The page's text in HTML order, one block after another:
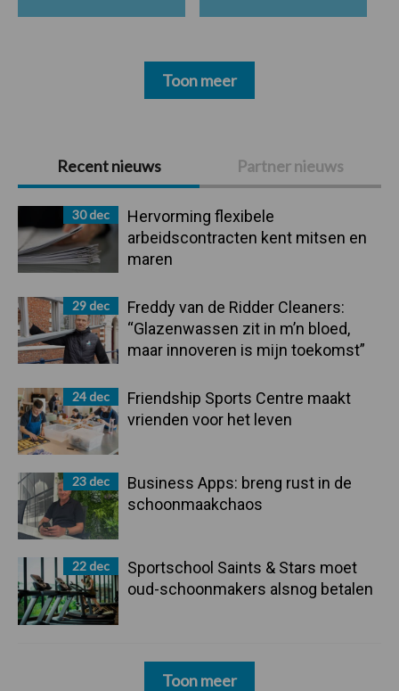
Primaire
Sidebar
Recent nieuws Partner nieuws
30 dec
Hervorming flexibele
arbeidscontracten kent mitsen en
maren
29 dec
Freddy van de Ridder Cleaners:
“Glazenwassen zit in m’n bloed,
maar innoveren is mijn toekomst”
24 dec
Friendship Sports Centre maakt
vrienden voor het leven
23 dec
Business Apps: breng rust in de
schoonmaakchaos
22 dec
Sportschool Saints & Stars moet
oud-schoonmakers alsnog betalen
Toon meer
Toon meer